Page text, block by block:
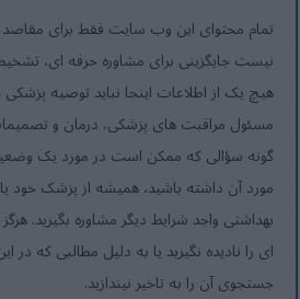
تمام محتوای این وب سایت فقط برای مقاصد
نیست جایگزینی برای مشاوره حرفه ای،
هیچ یک از اطلاعات اینجا نباید توصیه
مسئول مراقبت های پزشکی، درمان و
گونه سؤالی که ممکن است در مورد یک
مورد آن داشته باشید، همیشه از پزشک خود
بهداشتی واجد شرایط دیگر مشاوره بگیرید.
ای را نادیده نگیرید یا به دلیل مطالبی که در
جستجوی آن را به تاخیر نیندازید.